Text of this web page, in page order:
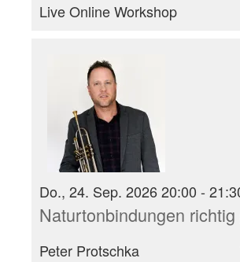
Live Online Workshop
Do., 24. Sep. 2026 20:00 -
Naturtonbindungen
Peter Protschka